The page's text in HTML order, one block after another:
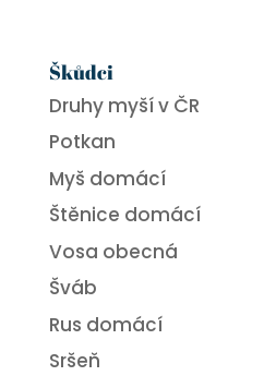
Škůdci
Druhy myší v ČR
Potkan
Myš domácí
Štěnice domácí
Vosa obecná
Šváb
Rus domácí
Sršeň